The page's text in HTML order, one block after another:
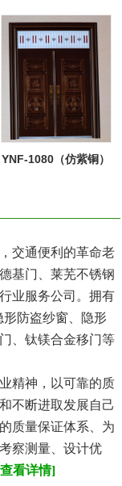
YNF-1080（仿紫铜）
交通便利的革命老
基门、莱芜不锈钢
业服务公司。拥有
防盗纱窗、隐形
、钛镁合金移门等
精神，以可靠的质
不断进取发展自己
质量保证体系、为
察测量、设计优
看详情]